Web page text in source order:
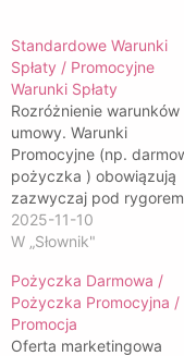
Standardowe Warunki
Spłaty / Promocyjne
Warunki Spłaty
Rozróżnienie warunków
umowy. Warunki
Promocyjne (np.
pożyczka ) obowiązują
zazwyczaj pod rygorem
terminowej spłaty; w
przeciwnym razie
Standardowe.
2025-11-10
W „Słownik"
Pożyczka Darmowa /
Pożyczka Promocyjna /
Promocja
Oferta marketingowa